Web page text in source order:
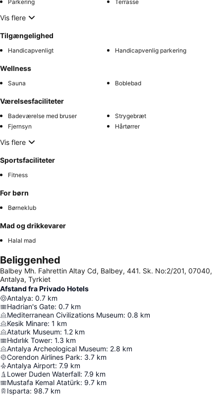
Parkering Terrasse
Vis flere
Tilgængelighed
Handicapvenligt Handicapvenlig parkering
Wellness
Sauna Boblebad
Værelsesfaciliteter
Badeværelse med bruser
Strygebræt
Fjernsyn
Hårtørrer
Vis flere
Sportsfaciliteter
Fitness
For børn
Børneklub
Mad og drikkevarer
Halal mad
Beliggenhed
Balbey Mh. Fahrettin Altay Cd, Balbey, 441. Sk. No:2/201, 07040,
Antalya, Tyrkiet
Afstand fra Privado Hotels
Antalya: 0.7 km
Hadrian's Gate: 0.7 km
Mediterranean Civilizations Museum: 0.8 km
Kesik Minare: 1 km
Ataturk Museum: 1.2 km
Hıdırlık Tower: 1.3 km
Antalya Archeological Museum: 2.8 km
Corendon Airlines Park: 3.7 km
Antalya Airport: 7.9 km
Lower Duden Waterfall: 7.9 km
Mustafa Kemal Atatürk: 9.7 km
Isparta: 98.7 km